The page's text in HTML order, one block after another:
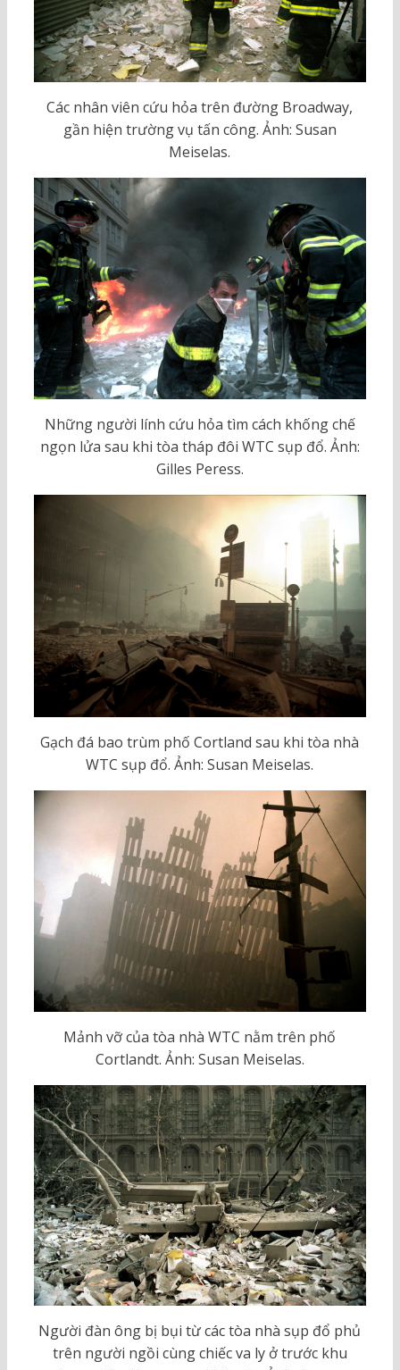
Các nhân viên cứu hỏa trên đường Broadway,
gần hiện trường vụ tấn công. Ảnh: Susan
Meiselas.
Những người lính cứu hỏa tìm cách khống chế
ngọn lửa sau khi tòa tháp đôi WTC sụp đổ. Ảnh:
Gilles Peress.
Gạch đá bao trùm phố Cortland sau khi tòa nhà
WTC sụp đổ. Ảnh: Susan Meiselas.
Mảnh vỡ của tòa nhà WTC nằm trên phố
Cortlandt. Ảnh: Susan Meiselas.
Người đàn ông bị bụi từ các tòa nhà sụp đổ phủ
trên người ngồi cùng chiếc va ly ở trước khu